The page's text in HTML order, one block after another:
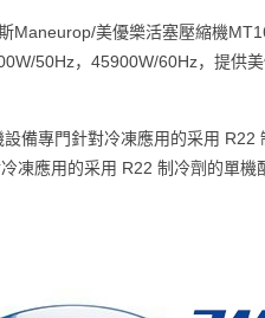
Maneurop/美優樂活塞壓縮機
50Hz，45900W/60Hz，提供
備專門針對冷凍應用的采用
凍應用的采用 R22 制冷劑的單